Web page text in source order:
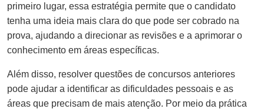
primeiro lugar, essa estratégia permite que o candidato
tenha uma ideia mais clara do que pode ser cobrado na
prova, ajudando a direcionar as revisões e a aprimorar o
conhecimento em áreas específicas.
Além disso, resolver questões de concursos anteriores
pode ajudar a identificar as dificuldades pessoais e as
áreas que precisam de mais atenção. Por meio da prática